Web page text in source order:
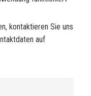
kontaktieren Sie uns
auf